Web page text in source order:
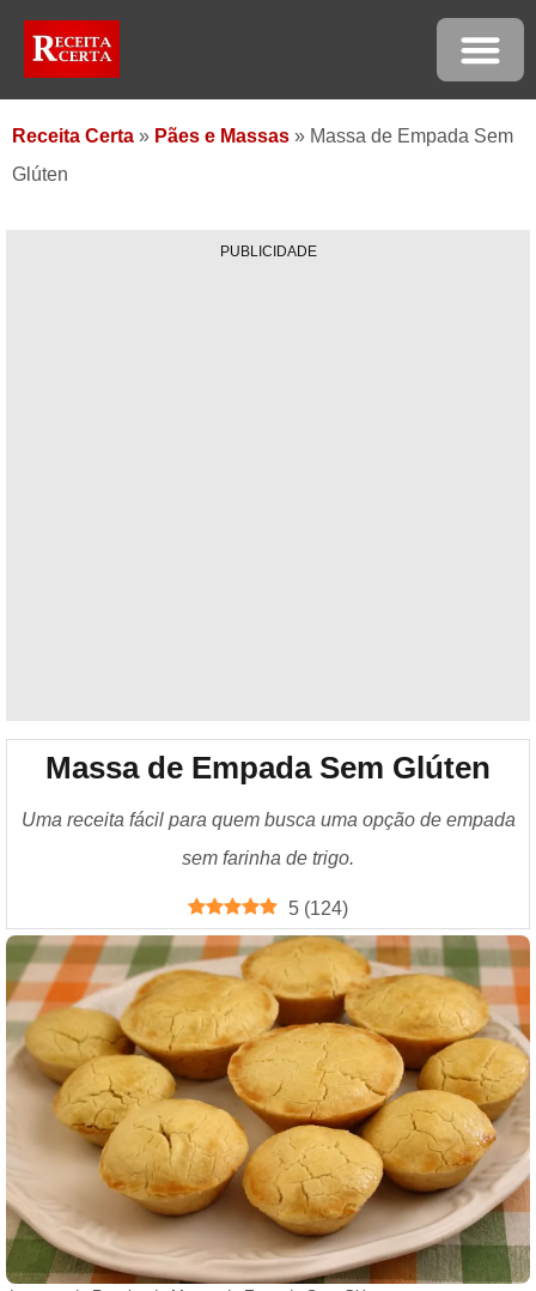
Receita Certa » Pães e Massas » Massa de Empada Sem
Glúten
PUBLICIDADE
Massa de Empada Sem Glúten
Uma receita fácil para quem busca uma opção de empada
sem farinha de trigo.
5 (124)